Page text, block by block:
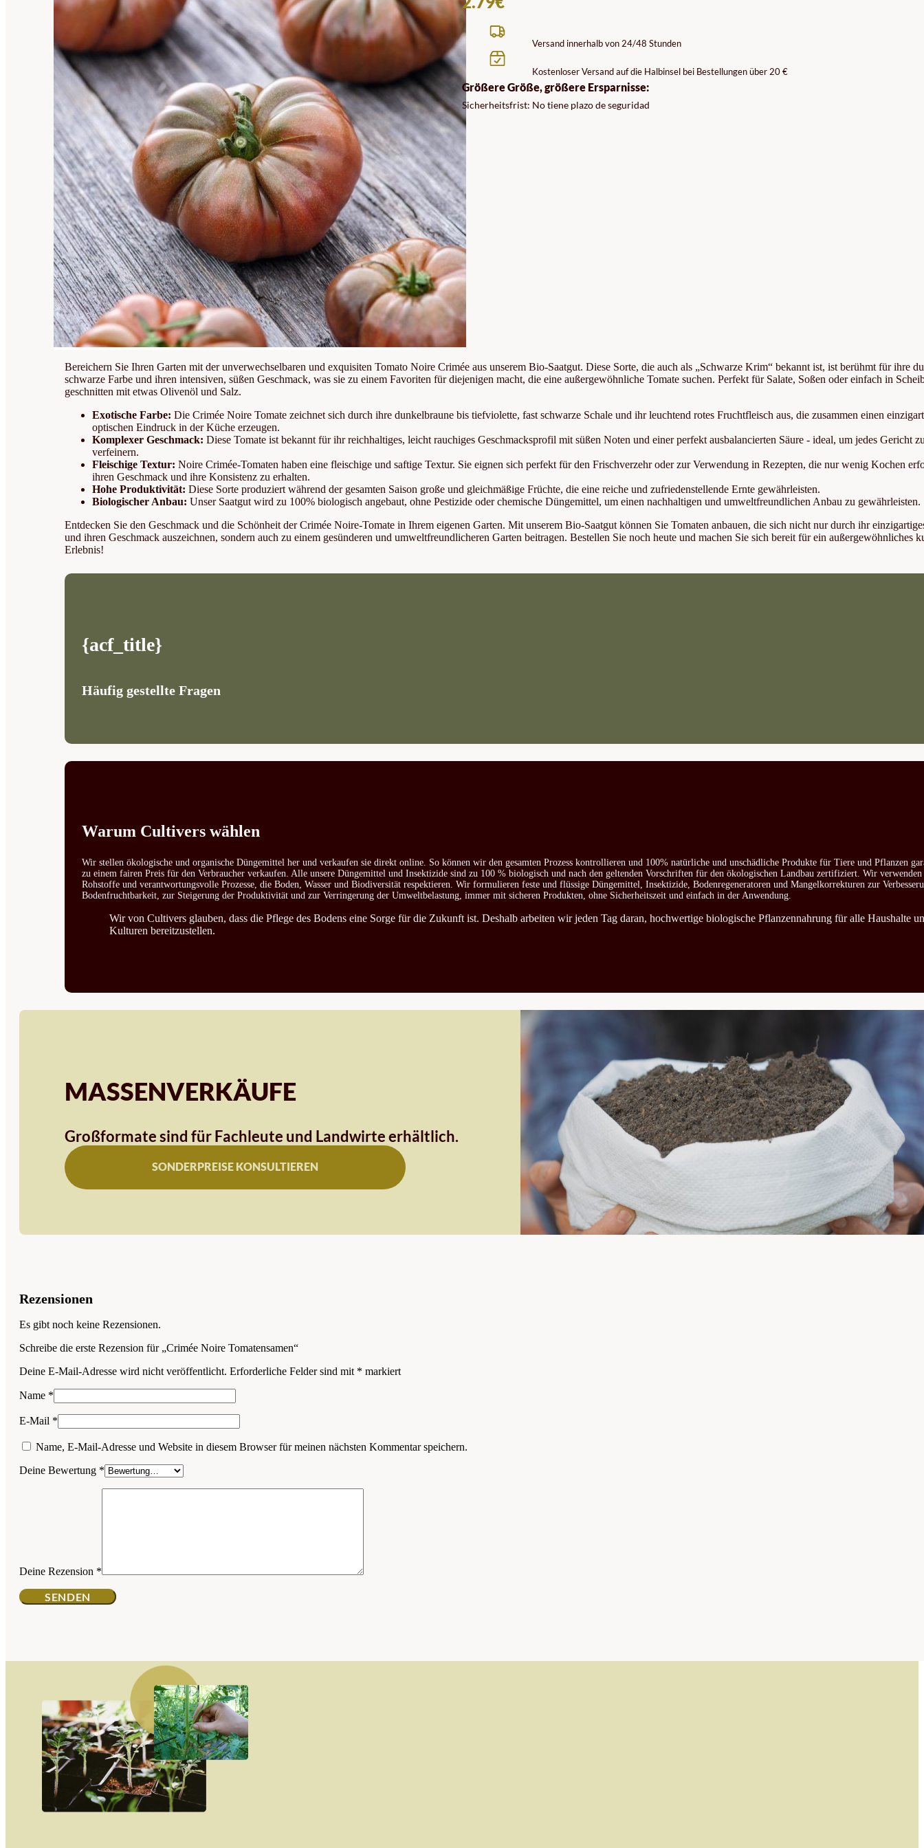
Versand innerhalb von 24/48 Stunden
Kostenloser Versand auf die Halbinsel bei Bestellungen über 20 €
Größere Größe, größere Ersparnisse:
Sicherheitsfrist: No tiene plazo de seguridad
Bereichern Sie Ihren Garten mit der unverwechselbaren und exquisiten Tomato Noire Crimée aus unserem Bio-Saatgut. Diese Sorte, die auch als „Schwarze Krim“ bekannt ist, ist berühmt für ihre
schwarze Farbe und ihren intensiven, süßen Geschmack, was sie zu einem Favoriten für diejenigen macht, die eine außergewöhnliche Tomate suchen. Perfekt für Salate, Soßen oder einfach in
geschnitten mit etwas Olivenöl und Salz.
Exotische Farbe: Die Crimée Noire Tomate zeichnet sich durch ihre dunkelbraune bis tiefviolette, fast schwarze Schale und ihr leuchtend rotes Fruchtfleisch aus, die zusammen einen
optischen Eindruck in der Küche erzeugen.
Komplexer Geschmack: Diese Tomate ist bekannt für ihr reichhaltiges, leicht rauchiges Geschmacksprofil mit süßen Noten und einer perfekt ausbalancierten Säure - ideal, um jedes Gericht
verfeinern.
Fleischige Textur: Noire Crimée-Tomaten haben eine fleischige und saftige Textur. Sie eignen sich perfekt für den Frischverzehr oder zur Verwendung in Rezepten, die nur wenig Kochen
ihren Geschmack und ihre Konsistenz zu erhalten.
Hohe Produktivität: Diese Sorte produziert während der gesamten Saison große und gleichmäßige Früchte, die eine reiche und zufriedenstellende Ernte gewährleisten.
Biologischer Anbau: Unser Saatgut wird zu 100% biologisch angebaut, ohne Pestizide oder chemische Düngemittel, um einen nachhaltigen und umweltfreundlichen Anbau zu gewährleisten.
Entdecken Sie den Geschmack und die Schönheit der Crimée Noire-Tomate in Ihrem eigenen Garten. Mit unserem Bio-Saatgut können Sie Tomaten anbauen, die sich nicht nur durch ihr
und ihren Geschmack auszeichnen, sondern auch zu einem gesünderen und umweltfreundlicheren Garten beitragen. Bestellen Sie noch heute und machen Sie sich bereit für ein außergewöhnliches
Erlebnis!
{acf_title}
Häufig gestellte Fragen
Warum Cultivers wählen
Wir stellen ökologische und organische Düngemittel her und verkaufen sie direkt online. So können wir den gesamten Prozess kontrollieren und 100% natürliche und unschädliche Produkte für Tiere und Pflanzen
zu einem fairen Preis für den Verbraucher verkaufen. Alle unsere Düngemittel und Insektizide sind zu 100 % biologisch und nach den geltenden Vorschriften für den ökologischen Landbau zertifiziert. Wir
Rohstoffe und verantwortungsvolle Prozesse, die Boden, Wasser und Biodiversität respektieren. Wir formulieren feste und flüssige Düngemittel, Insektizide, Bodenregeneratoren und Mangelkorrekturen zur
Bodenfruchtbarkeit, zur Steigerung der Produktivität und zur Verringerung der Umweltbelastung, immer mit sicheren Produkten, ohne Sicherheitszeit und einfach in der Anwendung.
Wir von Cultivers glauben, dass die Pflege des Bodens eine Sorge für die Zukunft ist. Deshalb arbeiten wir jeden Tag daran, hochwertige biologische Pflanzennahrung für alle Haushalte
Kulturen bereitzustellen.
MASSENVERKÄUFE
Großformate sind für Fachleute und Landwirte erhältlich.
SONDERPREISE KONSULTIEREN
Rezensionen
Es gibt noch keine Rezensionen.
Schreibe die erste Rezension für „Crimée Noire Tomatensamen“
Deine E-Mail-Adresse wird nicht veröffentlicht. Erforderliche Felder sind mit * markiert
Name *
E-Mail *
Name, E-Mail-Adresse und Website in diesem Browser für meinen nächsten Kommentar speichern.
Deine Bewertung *
Deine Rezension *